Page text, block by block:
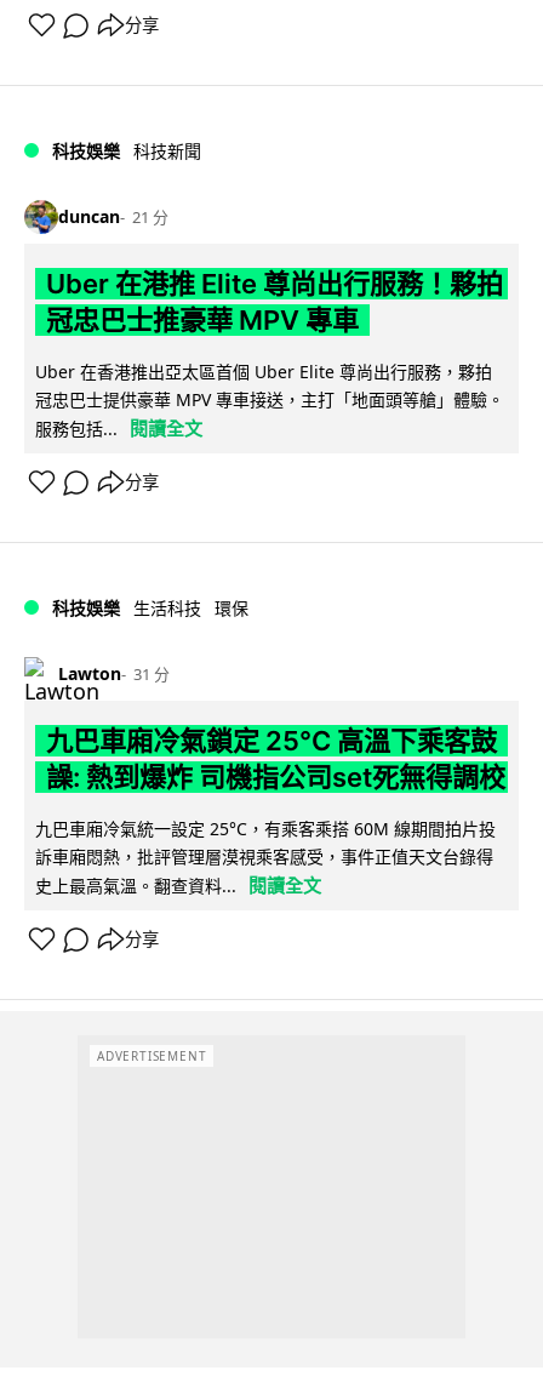
分享
科技娛樂 科技新聞
duncan 21 分
Uber 在港推 Elite 尊尚出行服務！夥拍
冠忠巴士推豪華 MPV 專車
Uber 在香港推出亞太區首個 Uber Elite 尊尚出行服務，夥拍
冠忠巴士提供豪華 MPV 專車接送，主打「地面頭等艙」體驗。
服務包括...
閱讀全文
分享
科技娛樂 生活科技 環保
Lawton 31 分
九巴車廂冷氣鎖定 25°C 高溫下乘客鼓
譟: 熱到爆炸 司機指公司set死無得調校
九巴車廂冷氣統一設定 25°C，有乘客乘搭 60M 線期間拍片投
訴車廂悶熱，批評管理層漠視乘客感受，事件正值天文台錄得
史上最高氣溫。翻查資料...
閱讀全文
分享
ADVERTISEMENT